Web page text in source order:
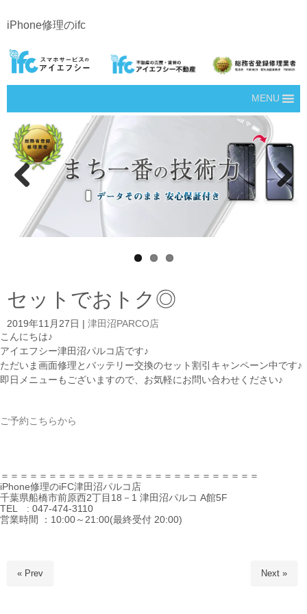
iPhone修理のifc
MENU
Next
セットでおトク◎
2019年11月27日
津田沼PARCO店
こんにちは♪
アイエフシー津田沼パルコ店です♪
ただいま画面修理とバッテリー交換のセット割引キャンペーン中です♪
即日メニューもございますので、お気軽にお問い合わせください♪
ご予約こちらから
＝＝＝＝＝＝＝＝＝＝＝＝＝＝＝＝＝＝＝＝＝＝＝＝＝＝＝
iPhone修理のiFC津田沼パルコ店
千葉県船橋市前原西2丁目18－1 津田沼パルコ A館5F
TEL : 047-474-3110
営業時間 ：10:00～21:00(最終受付 20:00)
« Prev Next »